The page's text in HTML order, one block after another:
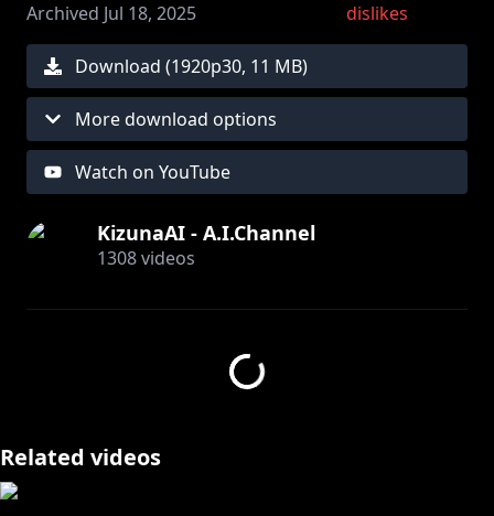
Archived Jul 18, 2025
dislikes
Download (1920p30, 11 MB)
More download options
Watch on YouTube
KizunaAI - A.I.Channel
1308videos
Related videos